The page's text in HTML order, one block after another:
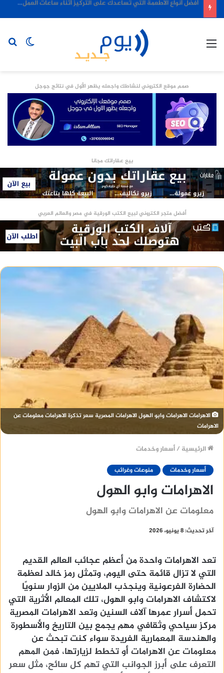
أفضل أنواع الأطعمة التي تساعدك على التركيز أثناء ساعات العمل الطويلة
الوضع
صمم موقع الكتروني لنشاطك واجعله يظهر الأول في نتائج جوجل
بيع عقاراتك مجانا
أفضل متجر الكتروني لبيع الكتب الورقية في مصر والعالم العربي
الاهرامات الاهرامات وابو الهول الاهرامات المصرية سعر تذكرة الاهرامات معلومات عن
الاهرامات
الرئيسية /أسعار وخدمات
أسعار وخدمات منوعات وغرائب
الاهرامات وابو الهول
معلومات عن الاهرامات وابو الهول
آخر تحديث: 8 يونيو، 2026
تعد الاهرامات واحدة من أعظم عجائب العالم القديم
التي لا تزال قائمة حتى اليوم، وتمثل رمز خالد لعظمة
الحضارة الفرعونية وينجذب الملايين من الزوار سنويًا
لاكتشاف الاهرامات وابو الهول، تلك المعالم الأثرية التي
تحمل أسرار عمرها آلاف السنين وتعد الاهرامات المصرية
مركز سياحي وثقافي مهم يجمع بين التاريخ والأسطورة
والهندسة المعمارية الفريدة سواء كنت تبحث عن
معلومات عن الاهرامات أو تخطط لزيارتها، فمن المهم
التعرف على أبرز الجوانب التي تهم كل سائح، مثل سعر